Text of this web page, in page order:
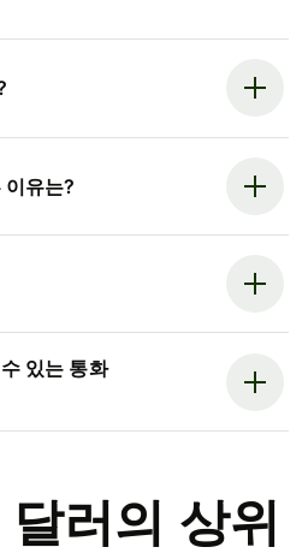
이유는?
있는 통화
러의 상위